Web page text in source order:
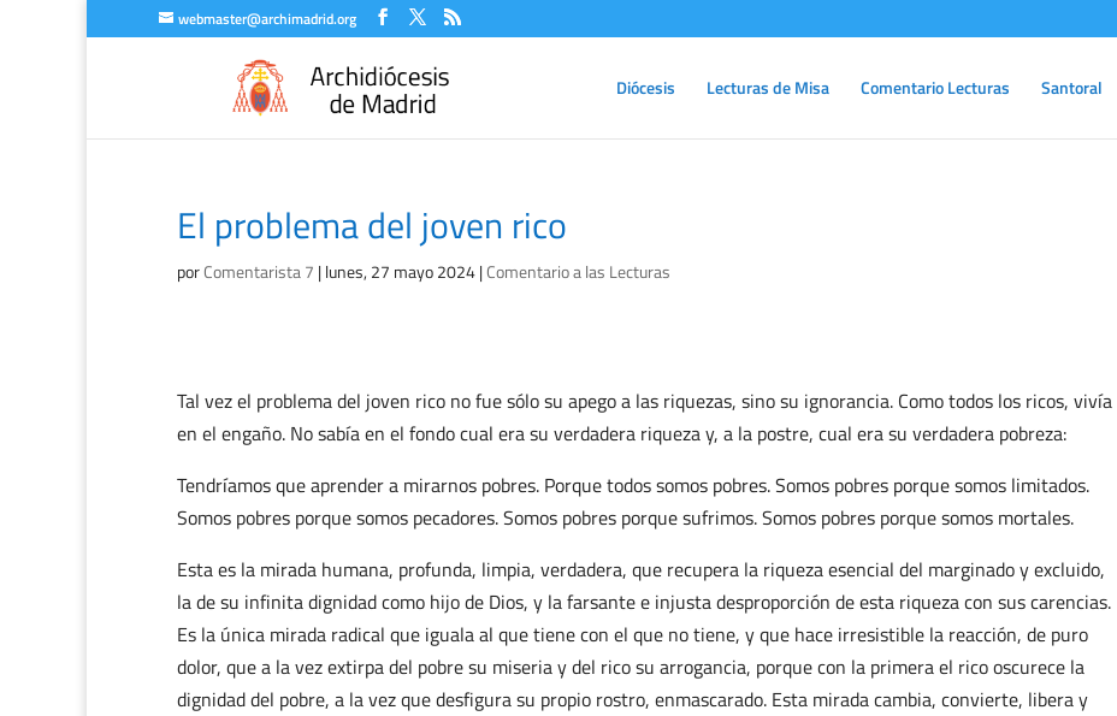
webmaster@archimadrid.org
Diócesis Lecturas de Misa Comentario Lecturas Santoral
El problema del joven rico
porComentarista 7 |lunes, 27 mayo 2024|Comentario a las Lecturas
Tal vez el problema del joven rico no fue sólo su apego a las riquezas, sino su ignorancia. Como todos los ricos, vivía
en el engaño. No sabía en el fondo cual era su verdadera riqueza y, a la postre, cual era su verdadera pobreza:
Tendríamos que aprender a mirarnos pobres. Porque todos somos pobres. Somos pobres porque somos limitados.
Somos pobres porque somos pecadores. Somos pobres porque sufrimos. Somos pobres porque somos mortales.
Esta es la mirada humana, profunda, limpia, verdadera, que recupera la riqueza esencial del marginado y excluido,
la de su infinita dignidad como hijo de Dios, y la farsante e injusta desproporción de esta riqueza con sus carencias.
Es la única mirada radical que iguala al que tiene con el que no tiene, y que hace irresistible la reacción, de puro
dolor, que a la vez extirpa del pobre su miseria y del rico su arrogancia, porque con la primera el rico oscurece la
dignidad del pobre, a la vez que desfigura su propio rostro, enmascarado. Esta mirada cambia, convierte, libera y